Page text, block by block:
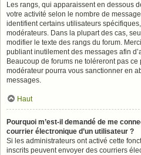
Les rangs, qui apparaissent en dessous
votre activité selon le nombre de
identifient certains utilisateurs
modérateurs. Dans la plupart des cas,
modifier le texte des rangs du forum.
publiant inutilement des messages afin
Beaucoup de forums ne toléreront pas
modérateur pourra vous sanctionner en
messages.
Haut
Pourquoi m’est-il demandé de me
courrier électronique d’un utilisateur ?
Si les administrateurs ont activé cette
inscrits peuvent envoyer des courriers